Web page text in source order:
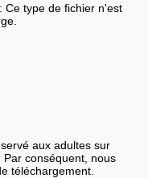
Ce type de fichier n'est
aux adultes sur
conséquent, nous
téléchargement.